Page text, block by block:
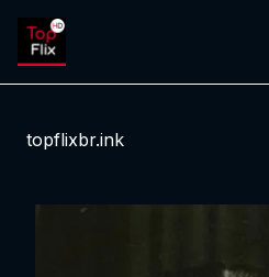
topflixbr.ink